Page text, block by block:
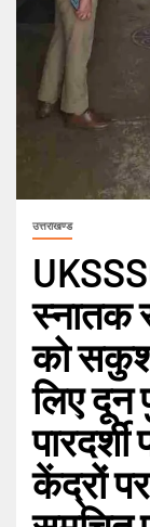
उत्तराखण्ड
स्नातक
को
लिए
पारदर्शी
केंद्रों